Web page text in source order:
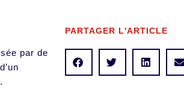
par de
PARTAGER L'ARTICLE